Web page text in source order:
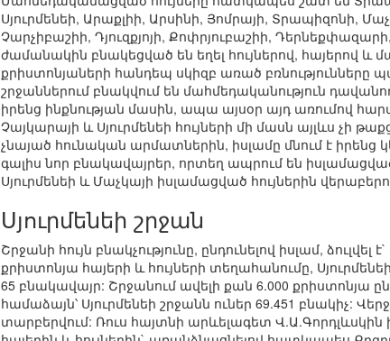
Սյուրմենեի, Արաքլիի, Արսինի, Յոմրայի, Տրապիզոնի,
Չարչիբաշիի, Դյուզքյոյի, Քոփրյուբաշիի,
ժամանակին բնակեցված են եղել հույներով, հայերով և
քրիստոնյաների հանդեպ սկիզբ առած բռնությունները
շրջաններում բնակվում են մահմեդականություն
իրենց ինքնության մասին, ապա այսօր այդ առումով
Չայկարայի և Սյուրմենեի հույների մի մասն այլևս չի
չնայած հունական արմատներին, իսլամը մնում է
գալիս նոր բնակավայրեր, որտեղ ապրում են
Սյուրմենեի և Մաչկայի իսլամացված հույներին
Սյուրմենեի շրջան
Շրջանի հույն բնակչությունը, ընդունելով իսլամ,
քրիստոնյա հայերի և հույների տեղահանումը,
65 բնակավայր: Շրջանում ավելի քան 6.000 քրիստոնյա
համաձայն՝ Սյուրմենեի շրջանն ուներ 69.451 բնակիչ:
տարբերվում: Ռուս հայտնի արևելագետ